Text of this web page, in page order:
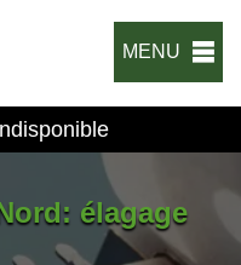
MENU
élagage